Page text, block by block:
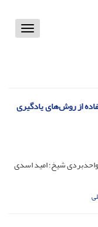
Toggle
از روش‌های یادگیری
شیخ؛ امید اسدی